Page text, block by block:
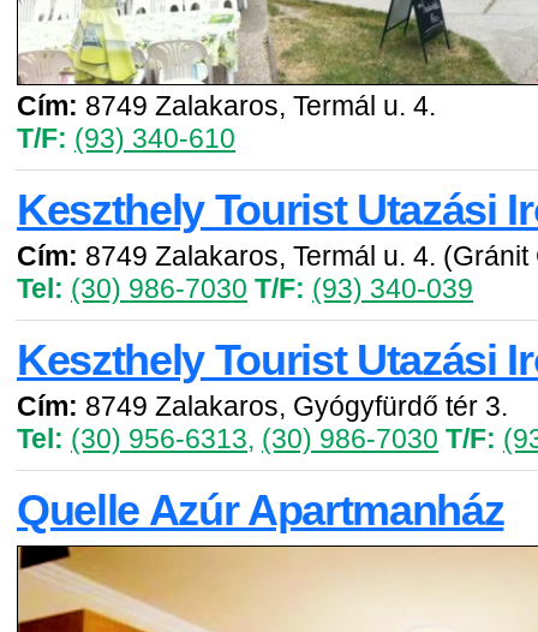
Cím: 8749 Zalakaros, Termál u. 4.
T/F: (93) 340-610
Keszthely Tourist Utazási
Cím: 8749 Zalakaros, Termál u. 4.
Tel: (30) 986-7030 T/F: (93) 340-039
Keszthely Tourist Utazási
Cím: 8749 Zalakaros, Gyógyfürdő tér 3.
Tel: (30) 956-6313, (30) 986-7030 T/F:
Quelle Azúr Apartmanház